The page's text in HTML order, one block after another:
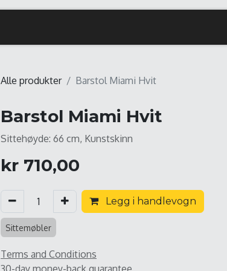
Alle produkter Barstol Miami Hvit
Barstol Miami Hvit
Sittehøyde: 66 cm, Kunstskinn
kr 710,00
Legg i handlevogn
Sittemøbler
Terms and Conditions
30-day money-back guarantee